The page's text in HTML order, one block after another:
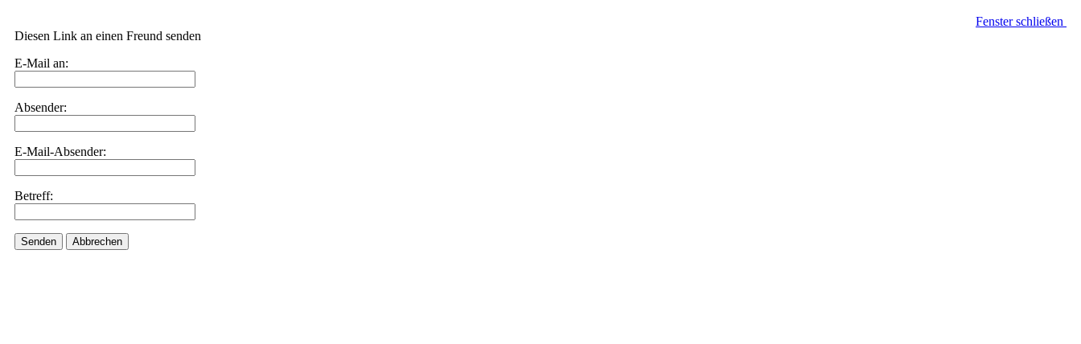
Fenster schließen
Diesen Link an einen Freund senden
E-Mail an:
Absender:
E-Mail-Absender:
Betreff:
Senden Abbrechen